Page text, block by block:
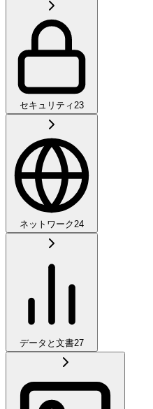
セキュリティ23
ネットワーク24
データと文書27